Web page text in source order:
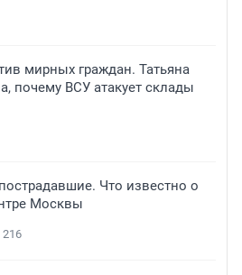
мирных граждан. Татьяна
почему ВСУ атакует склады
Что известно о
Москвы
216